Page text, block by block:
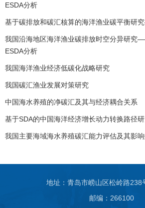
ESDA分析
基于碳排放和碳汇核算的海洋渔业碳平衡研
我国沿海地区海洋渔业碳排放时空分异研究
ESDA分析
我国海洋渔业经济低碳化战略研究
我国碳汇渔业发展对策研究
中国海水养殖的净碳汇及其与经济耦合关系
基于SDA的中国海洋经济增长动力转换路径
我国主要海域海水养殖碳汇能力评估及其影
地址：青岛市崂山区松岭路238
邮编：266100